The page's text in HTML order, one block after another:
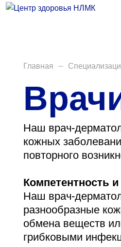
Анализы
Акции
Вакансии
Центр
398005, г. Липецк,
Главная
Наш врач-
кожных
повторного
Компетентность
Наш врач-
разнообразные
обмена веществ
грибковыми